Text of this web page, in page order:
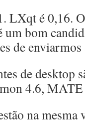
LXqt é 0,16.
bom
de
de desktop
4.6,
na mesma